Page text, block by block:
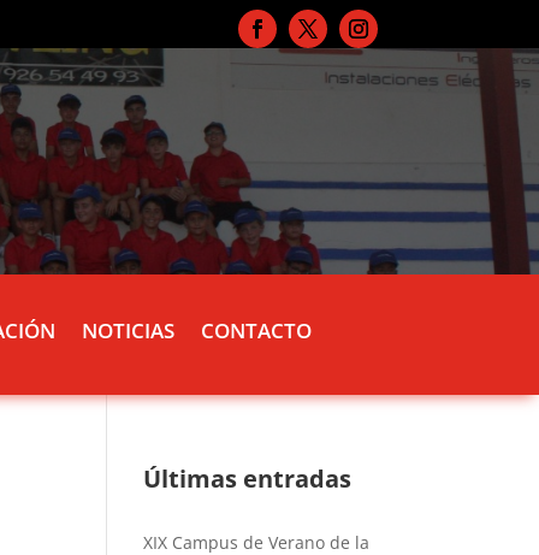
NOTICIAS CONTACTO
Últimas entradas
XIX Campus de Verano de la